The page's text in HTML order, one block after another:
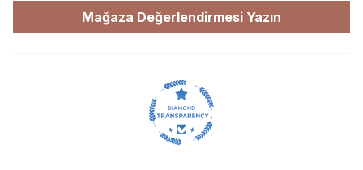
Mağaza Değerlendirmesi Yazın